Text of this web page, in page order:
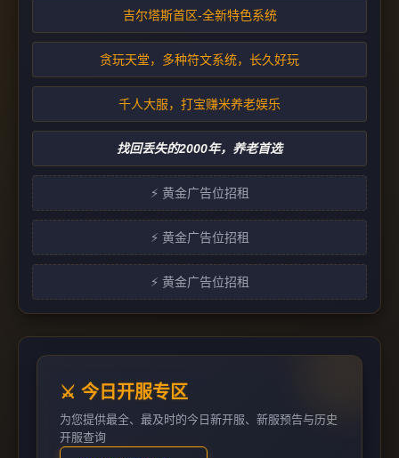
吉尔塔斯首区-全新特色系统
贪玩天堂，多种符文系统，长久好玩
千人大服，打宝赚米养老娱乐
找回丢失的2000年，养老首选
⚡ 黄金广告位招租
⚡ 黄金广告位招租
⚡ 黄金广告位招租
⚔️ 今日开服专区
为您提供最全、最及时的今日新开服、新服预告与历史
开服查询